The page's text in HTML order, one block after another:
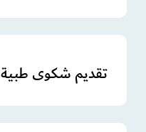
تقديم شكوى طبية